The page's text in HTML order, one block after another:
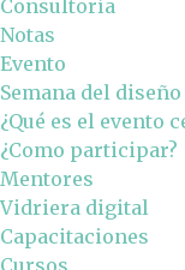
Consultoría
Notas
Evento
Semana del diseño
¿Qué es el evento
¿Como participar?
Mentores
Vidriera digital
Capacitaciones